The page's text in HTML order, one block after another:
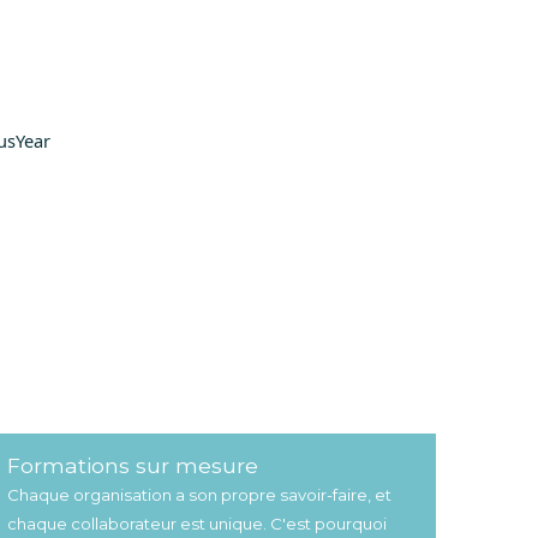
Formations sur mesure
Chaque organisation a son propre savoir-faire, et
chaque collaborateur est unique. C'est pourquoi